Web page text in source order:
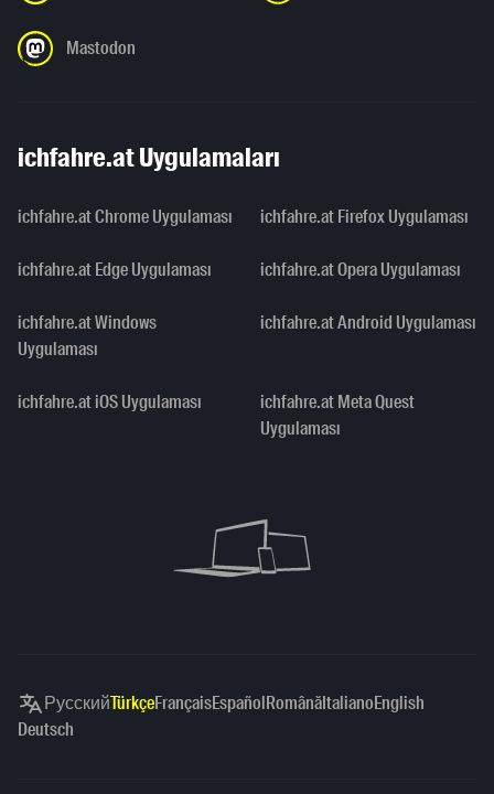
Mastodon
ichfahre.at Uygulamaları
ichfahre.at Chrome Uygulaması ichfahre.at Firefox Uygulaması
ichfahre.at Edge Uygulaması ichfahre.at Opera Uygulaması
ichfahre.at Windows
Uygulaması
ichfahre.at Android Uygulaması
ichfahre.at iOS Uygulaması
ichfahre.at Meta Quest
Uygulaması
РусскийTürkçeFrançaisEspañolRomânăItalianoEnglish
Deutsch